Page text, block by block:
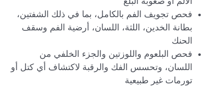
فحص تجويف الفم بالكامل، بما في ذلك الشفتين،
بطانة الخدين، اللثة، اللسان، أرضية الفم وسقف
الحنك
فحص البلعوم واللوزتين والجزء الخلفي من
اللسان، وتحسس الفك والرقبة لاكتشاف أي كتل أو
تورمات غير طبيعية